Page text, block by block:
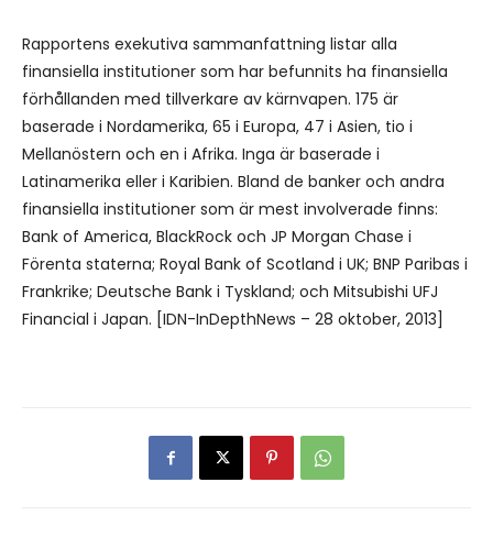
Rapportens exekutiva sammanfattning listar alla
finansiella institutioner som har befunnits ha finansiella
förhållanden med tillverkare av kärnvapen. 175 är
baserade i Nordamerika, 65 i Europa, 47 i Asien, tio i
Mellanöstern och en i Afrika. Inga är baserade i
Latinamerika eller i Karibien. Bland de banker och andra
finansiella institutioner som är mest involverade finns:
Bank of America, BlackRock och JP Morgan Chase i
Förenta staterna; Royal Bank of Scotland i UK; BNP Paribas i
Frankrike; Deutsche Bank i Tyskland; och Mitsubishi UFJ
Financial i Japan. [IDN-InDepthNews – 28 oktober, 2013]